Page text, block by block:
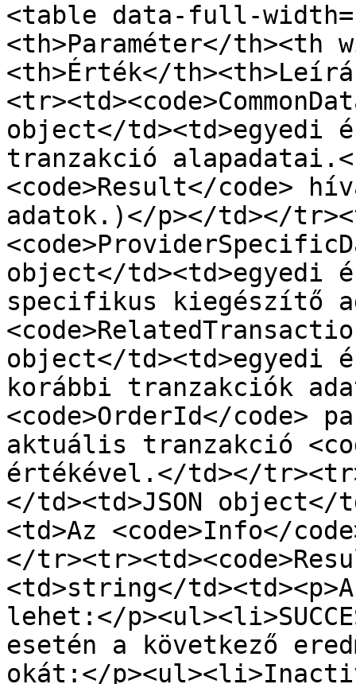
<table data-full-
<th>Paraméter</th><th
<th>Érték</
object</td><td>egyedi
tranzakció
<code>Result</code>
adatok.)</p></td></
object</td><td>egyedi
specifikus kiegészítő
object</td><td>egyedi
korábbi tranzakciók
<code>OrderId</code>
aktuális tranzakció
értékével.</td></
</td><td>JSON
<td>Az <code>Info</
</
<td>string</
lehet:</
esetén a következő
okát:</